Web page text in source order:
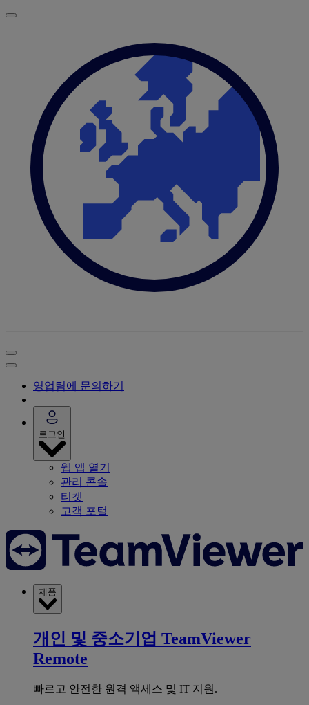
영업팀에 문의하기
로그인
웹 앱 열기
관리 콘솔
티켓
고객 포털
제품
개인 및 중소기업 TeamViewer
Remote
빠르고 안전한 원격 액세스 및 IT 지원.